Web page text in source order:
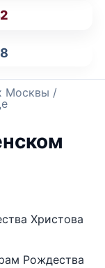
Москвы /
Христова
Рождества